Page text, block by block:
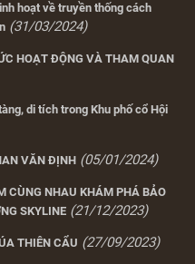
hoạt về truyền thống cách
(31/03/2024)
HOẠT ĐỘNG VÀ THAM QUAN
di tích trong Khu phố cổ Hội
VĂN ĐỊNH (05/01/2024)
CÙNG NHAU KHÁM PHÁ BẢO
SKYLINE (21/12/2023)
THIÊN CẨU (27/09/2023)